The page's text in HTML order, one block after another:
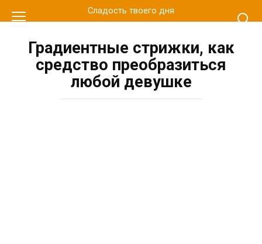
к
Сладость твоего дня
Градиентные стрижки, как
средство преобразиться
любой девушке